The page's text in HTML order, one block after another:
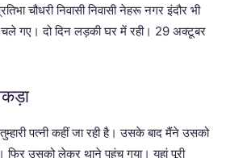
चौधरी निवासी निवासी नेहरू नगर इंदौर भी
गए। दो दिन लड़की घर में रही। 29 अक्टूबर
पत्नी कहीं जा रही है। उसके बाद मैंने उसको
फिर उसको लेकर थाने पहुंच गया। यहां पूरी